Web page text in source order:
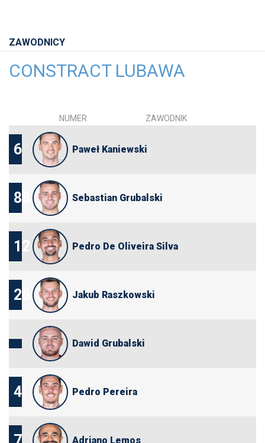
ZAWODNICY
CONSTRACT LUBAWA
NUMER ZAWODNIK
6 Paweł Kaniewski
88 Sebastian Grubalski
12 Pedro De Oliveira Silva
26 Jakub Raszkowski
Dawid Grubalski
4 Pedro Pereira
Adriano Lemos